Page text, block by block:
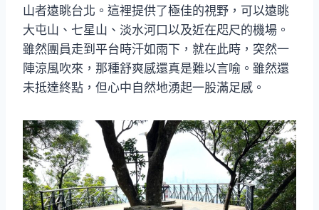
山者遠眺台北。這裡提供了極佳的視野，可以遠眺
大屯山、七星山、淡水河口以及近在咫尺的機場。
雖然團員走到平台時汗如雨下，就在此時，突然一
陣涼風吹來，那種舒爽感還真是難以言喻。雖然還
未抵達終點，但心中自然地湧起一股滿足感。